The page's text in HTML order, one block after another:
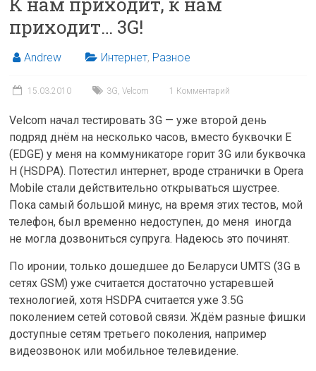
приходит… 3G!
Andrew Интернет, Разное
15.03.2010 3G,Velcom 1 Комментарий
Velcom начал тестировать 3G — уже второй день
подряд днём на несколько часов, вместо буквочки E
(EDGE) у меня на коммуникаторе горит 3G или буквочка
H (HSDPA). Потестил интернет, вроде странички в Opera
Mobile стали действительно открываться шустрее.
Пока самый большой минус, на время этих тестов, мой
телефон, был временно недоступен, до меня иногда
не могла дозвониться супруга. Надеюсь это починят.
По иронии, только дошедшее до Беларуси UMTS (3G в
сетях GSM) уже считается достаточно устаревшей
технологией, хотя HSDPA считается уже 3.5G
поколением сетей сотовой связи. Ждём разные фишки
доступные сетям третьего поколения, например
видеозвонок или мобильное телевидение.